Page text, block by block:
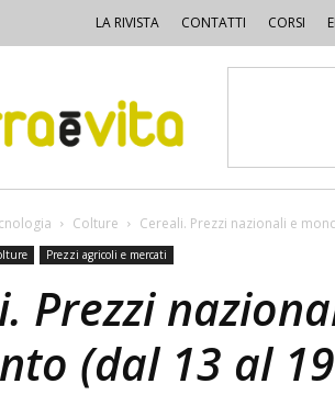
LA RIVISTA CONTATTI CORSI
Colture Cereali. Prezzi nazionali e
Prezzi agricoli e mercati
Prezzi
(dal 13 al